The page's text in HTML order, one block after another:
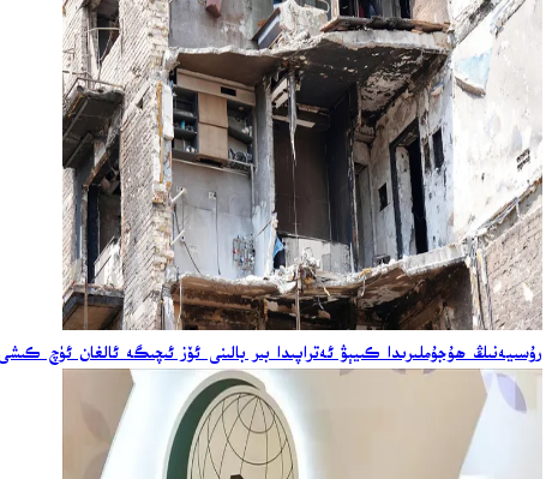
رۇسىيەنىڭ ھۇجۇملىرىدا كىيېۋ ئەتراپىدا بىر بالىنى ئۆز ئىچىگە ئالغان ئۈچ